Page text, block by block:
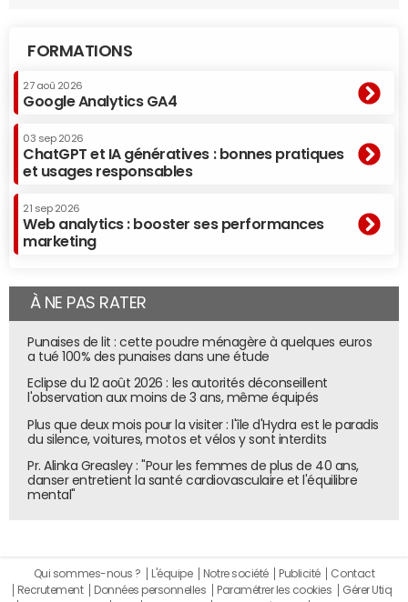
FORMATIONS
27 aoû 2026
Google Analytics GA4
03 sep 2026
ChatGPT et IA génératives : bonnes pratiques
et usages responsables
21 sep 2026
Web analytics : booster ses performances
marketing
À NE PAS RATER
Punaises de lit : cette poudre ménagère à quelques euros
a tué 100% des punaises dans une étude
Eclipse du 12 août 2026 : les autorités déconseillent
l'observation aux moins de 3 ans, même équipés
Plus que deux mois pour la visiter : l'île d'Hydra est le paradis
du silence, voitures, motos et vélos y sont interdits
Pr. Alinka Greasley : "Pour les femmes de plus de 40 ans,
danser entretient la santé cardiovasculaire et l'équilibre
mental"
Qui sommes-nous ? L'équipe Notre société Publicité
Contact
Recrutement
Données personnelles Paramétrer les cookies
Gérer Utiq